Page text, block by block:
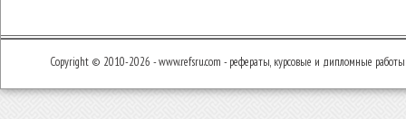
Copyright © 2010-2026 - www.refsru.com - рефераты, курсовые и дипломные работы